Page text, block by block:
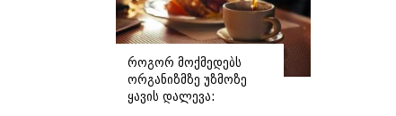
როგორ მოქმედებს
ორგანიზმზე უზმოზე
ყავის დალევა: